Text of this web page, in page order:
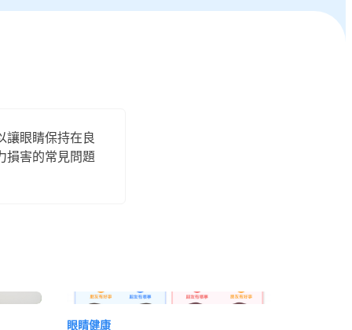
讓眼睛保持在良
損害的常見問題
眼睛健康